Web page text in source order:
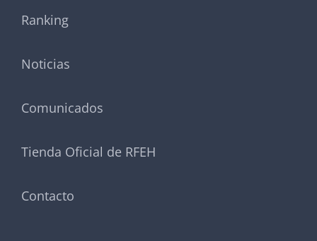
Ranking
Noticias
Comunicados
Tienda Oficial de RFEH
Contacto